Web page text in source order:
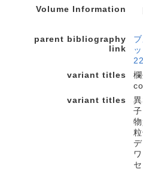
Volume Information
parent bibliography
link
variant titles
variant titles